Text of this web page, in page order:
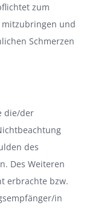
zum
und
Schmerzen
die/der
des
Des Weiteren
erbrachte bzw.
in